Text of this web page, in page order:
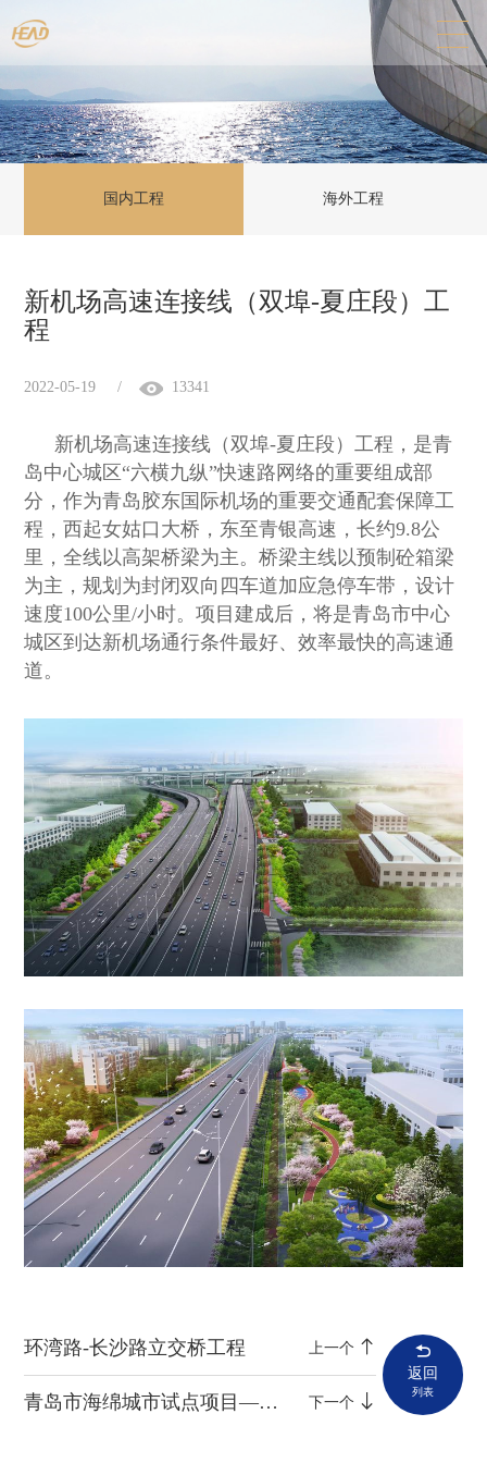
国内工程 海外工程
新机场高速连接线（双埠-夏庄段）工
程
2022-05-19 / 13341
新机场高速连接线（双埠-夏庄段）工程，是青
岛中心城区“六横九纵”快速路网络的重要组成部
分，作为青岛胶东国际机场的重要交通配套保障工
程，西起女姑口大桥，东至青银高速，长约9.8公
里，全线以高架桥梁为主。桥梁主线以预制砼箱梁
为主，规划为封闭双向四车道加应急停车带，设计
速度100公里/小时。项目建成后，将是青岛市中心
城区到达新机场通行条件最好、效率最快的高速通
道。
环湾路-长沙路立交桥工程 上一个
青岛市海绵城市试点项目——李沧区尚风尚水改造工程 下一个
返回
列表